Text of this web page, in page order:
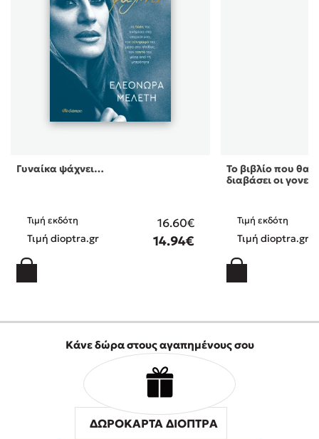
Γυναίκα ψάχνει…
Τιμή εκδότη 16.60€
Τιμή dioptra.gr 14.94€
Το βιβλίο που θα
διαβάσει οι γονεί
Τιμή εκδότη
Τιμή dioptra.gr
Κάνε δώρα στους αγαπημένους σου
ΔΩΡΟΚΑΡΤΑ ΔΙΟΠΤΡΑ